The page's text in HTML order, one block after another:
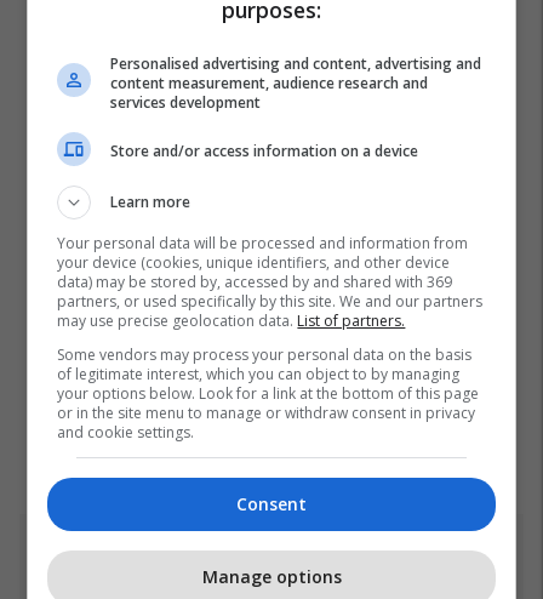
Top 5
purposes:
Personalised advertising and content, advertising and
content measurement, audience research and
services development
Store and/or access information on a device
Learn more
Your personal data will be processed and information from
your device (cookies, unique identifiers, and other device
data) may be stored by, accessed by and shared with 369
partners, or used specifically by this site. We and our partners
may use precise geolocation data. List of partners.
Some vendors may process your personal data on the basis
of legitimate interest, which you can object to by managing
your options below. Look for a link at the bottom of this page
or in the site menu to manage or withdraw consent in privacy
and cookie settings.
Consent
Manage options